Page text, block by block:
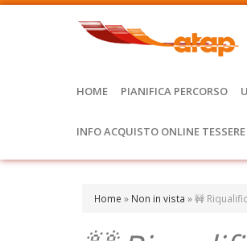
HOME PIANIFICA PERCORSO
INFO ACQUISTO ONLINE
Home » Non in vista »🚧